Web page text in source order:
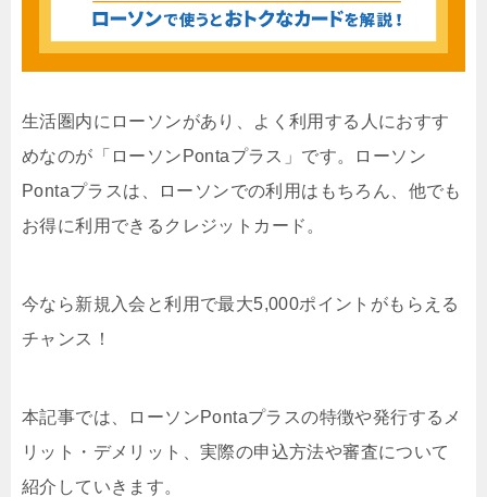
生活圏内にローソンがあり、よく利用する人におすす
めなのが「ローソンPontaプラス」です。ローソン
Pontaプラスは、ローソンでの利用はもちろん、他でも
お得に利用できるクレジットカード。
今なら新規入会と利用で最大5,000ポイント がもらえる
チャンス！
本記事では、ローソンPontaプラスの特徴や発行するメ
リット・デメリット、実際の申込方法や審査について
紹介していきます。